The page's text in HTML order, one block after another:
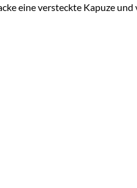
eine versteckte Kapuze und